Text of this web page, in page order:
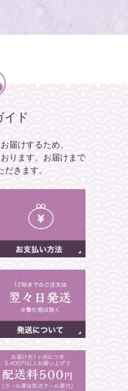
イド
届けするため、
ります。 お届けまで
きます。